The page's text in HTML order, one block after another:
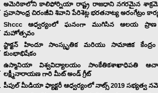
అమెరికాలోని కాలిఫోర్నియా రాష్ట్ర రాజధాని నగరమైన
ప్రవాసాంధ్ర చిరంజీవి శివాని పేరిశెట్ల భరతనాట్య అరంగేట్రం
Shccc ఆధ్వర్యంలో ఘనంగా ముగిసిన ఆలయ ప్రాణ
మహోత్సవం
స్టాక్టన్ హిందూ సాంస్కృతిక మరియు సామాజిక
కుంభాభిషేకం
ఉస్మానియా విశ్వవిద్యాలయం సాంకేతికశాఖాధిపతి
లక్ష్మీనారాయణ గారి మీట్ అండ్ గ్రీట్
పీపుల్ మీడియా ఫ్యాక్టరీ ఆధ్వర్యంలో నాట్స్ 2019 సభ్యత్వ